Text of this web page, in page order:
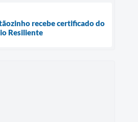
recebe certificado do
Resiliente